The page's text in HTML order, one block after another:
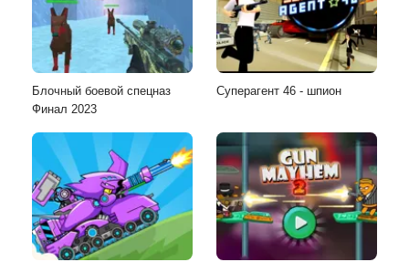
Блочный боевой спецназ
Финал 2023
Суперагент 46 - шпион